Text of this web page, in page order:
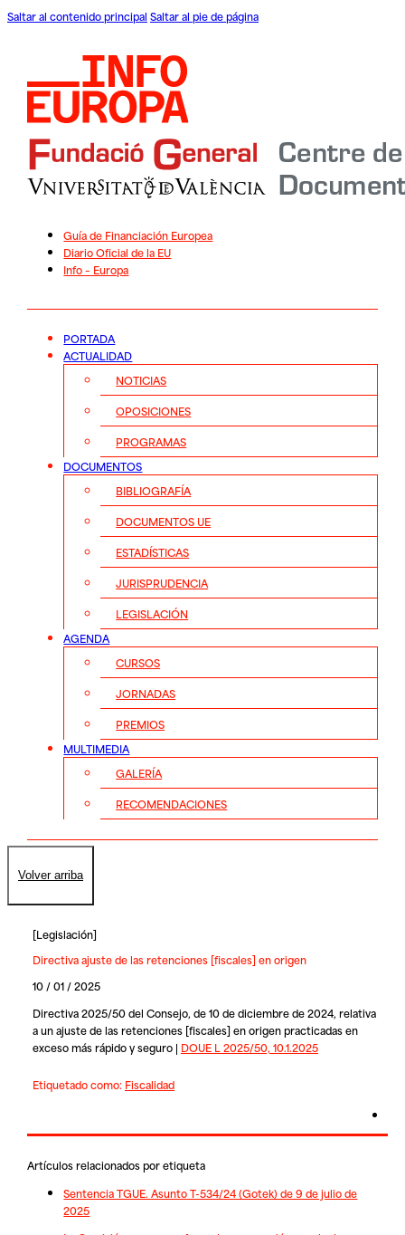
Saltar al contenido principal Saltar al pie de página
Guía de Financiación Europea
Diario Oficial de la EU
Info – Europa
PORTADA
ACTUALIDAD
NOTICIAS
OPOSICIONES
PROGRAMAS
DOCUMENTOS
BIBLIOGRAFÍA
DOCUMENTOS UE
ESTADÍSTICAS
JURISPRUDENCIA
LEGISLACIÓN
AGENDA
CURSOS
JORNADAS
PREMIOS
MULTIMEDIA
GALERÍA
RECOMENDACIONES
Volver arriba
[Legislación]
Directiva ajuste de las retenciones [fiscales] en origen
10 / 01 / 2025
Directiva 2025/50 del Consejo, de 10 de diciembre de 2024, relativa
a un ajuste de las retenciones [fiscales] en origen practicadas en
exceso más rápido y seguro | DOUE L 2025/50, 10.1.2025
Etiquetado como: Fiscalidad
Artículos relacionados por etiqueta
Sentencia TGUE. Asunto T-534/24 (Gotek) de 9 de julio de
2025